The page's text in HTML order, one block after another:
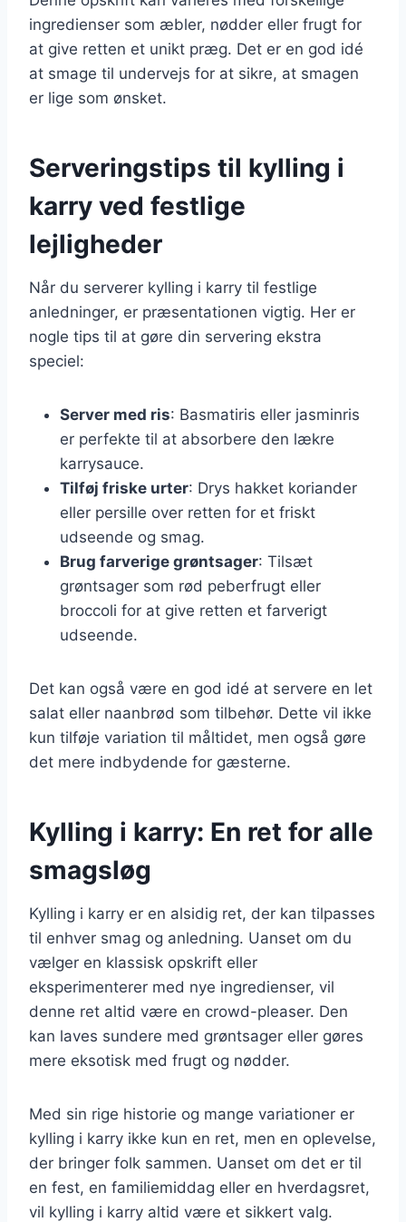
ingredienser som æbler, nødder eller frugt for
at give retten et unikt præg. Det er en god idé
at smage til undervejs for at sikre, at smagen
er lige som ønsket.
Serveringstips til kylling i
karry ved festlige
lejligheder
Når du serverer kylling i karry til festlige
anledninger, er præsentationen vigtig. Her er
nogle tips til at gøre din servering ekstra
speciel:
Server med ris: Basmatiris eller jasminris
er perfekte til at absorbere den lækre
karrysauce.
Tilføj friske urter: Drys hakket koriander
eller persille over retten for et friskt
udseende og smag.
Brug farverige grøntsager: Tilsæt
grøntsager som rød peberfrugt eller
broccoli for at give retten et farverigt
udseende.
Det kan også være en god idé at servere en let
salat eller naanbrød som tilbehør. Dette vil ikke
kun tilføje variation til måltidet, men også gøre
det mere indbydende for gæsterne.
Kylling i karry: En ret for alle
smagsløg
Kylling i karry er en alsidig ret, der kan tilpasses
til enhver smag og anledning. Uanset om du
vælger en klassisk opskrift eller
eksperimenterer med nye ingredienser, vil
denne ret altid være en crowd-pleaser. Den
kan laves sundere med grøntsager eller gøres
mere eksotisk med frugt og nødder.
Med sin rige historie og mange variationer er
kylling i karry ikke kun en ret, men en oplevelse,
der bringer folk sammen. Uanset om det er til
en fest, en familiemiddag eller en hverdagsret,
vil kylling i karry altid være et sikkert valg.